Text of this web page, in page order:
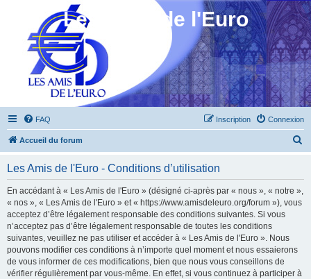
Les Amis de l'Euro
FAQ Connexion
Inscription
Accueil du forum
Les Amis de l'Euro - Conditions d’utilisation
En accédant à « Les Amis de l'Euro » (désigné ci-après par « nous », « notre »,
« nos », « Les Amis de l'Euro » et « https://www.amisdeleuro.org/forum »), vous
acceptez d’être légalement responsable des conditions suivantes. Si vous
n’acceptez pas d’être légalement responsable de toutes les conditions
suivantes, veuillez ne pas utiliser et accéder à « Les Amis de l'Euro ». Nous
pouvons modifier ces conditions à n’importe quel moment et nous essaierons
de vous informer de ces modifications, bien que nous vous conseillons de
vérifier régulièrement par vous-même. En effet, si vous continuez à participer à